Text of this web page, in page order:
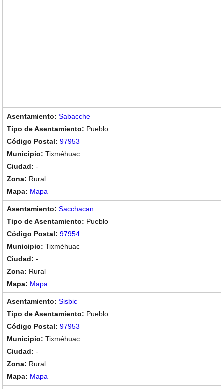
Sabacche
Pueblo
97953
Tixméhuac
-
Rural
Mapa
Sacchacan
Pueblo
97954
Tixméhuac
-
Rural
Mapa
Sisbic
Pueblo
97953
Tixméhuac
-
Rural
Mapa